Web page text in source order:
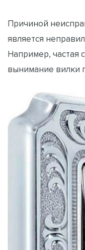
Причиной
является
Например, частая
вынимание вилки